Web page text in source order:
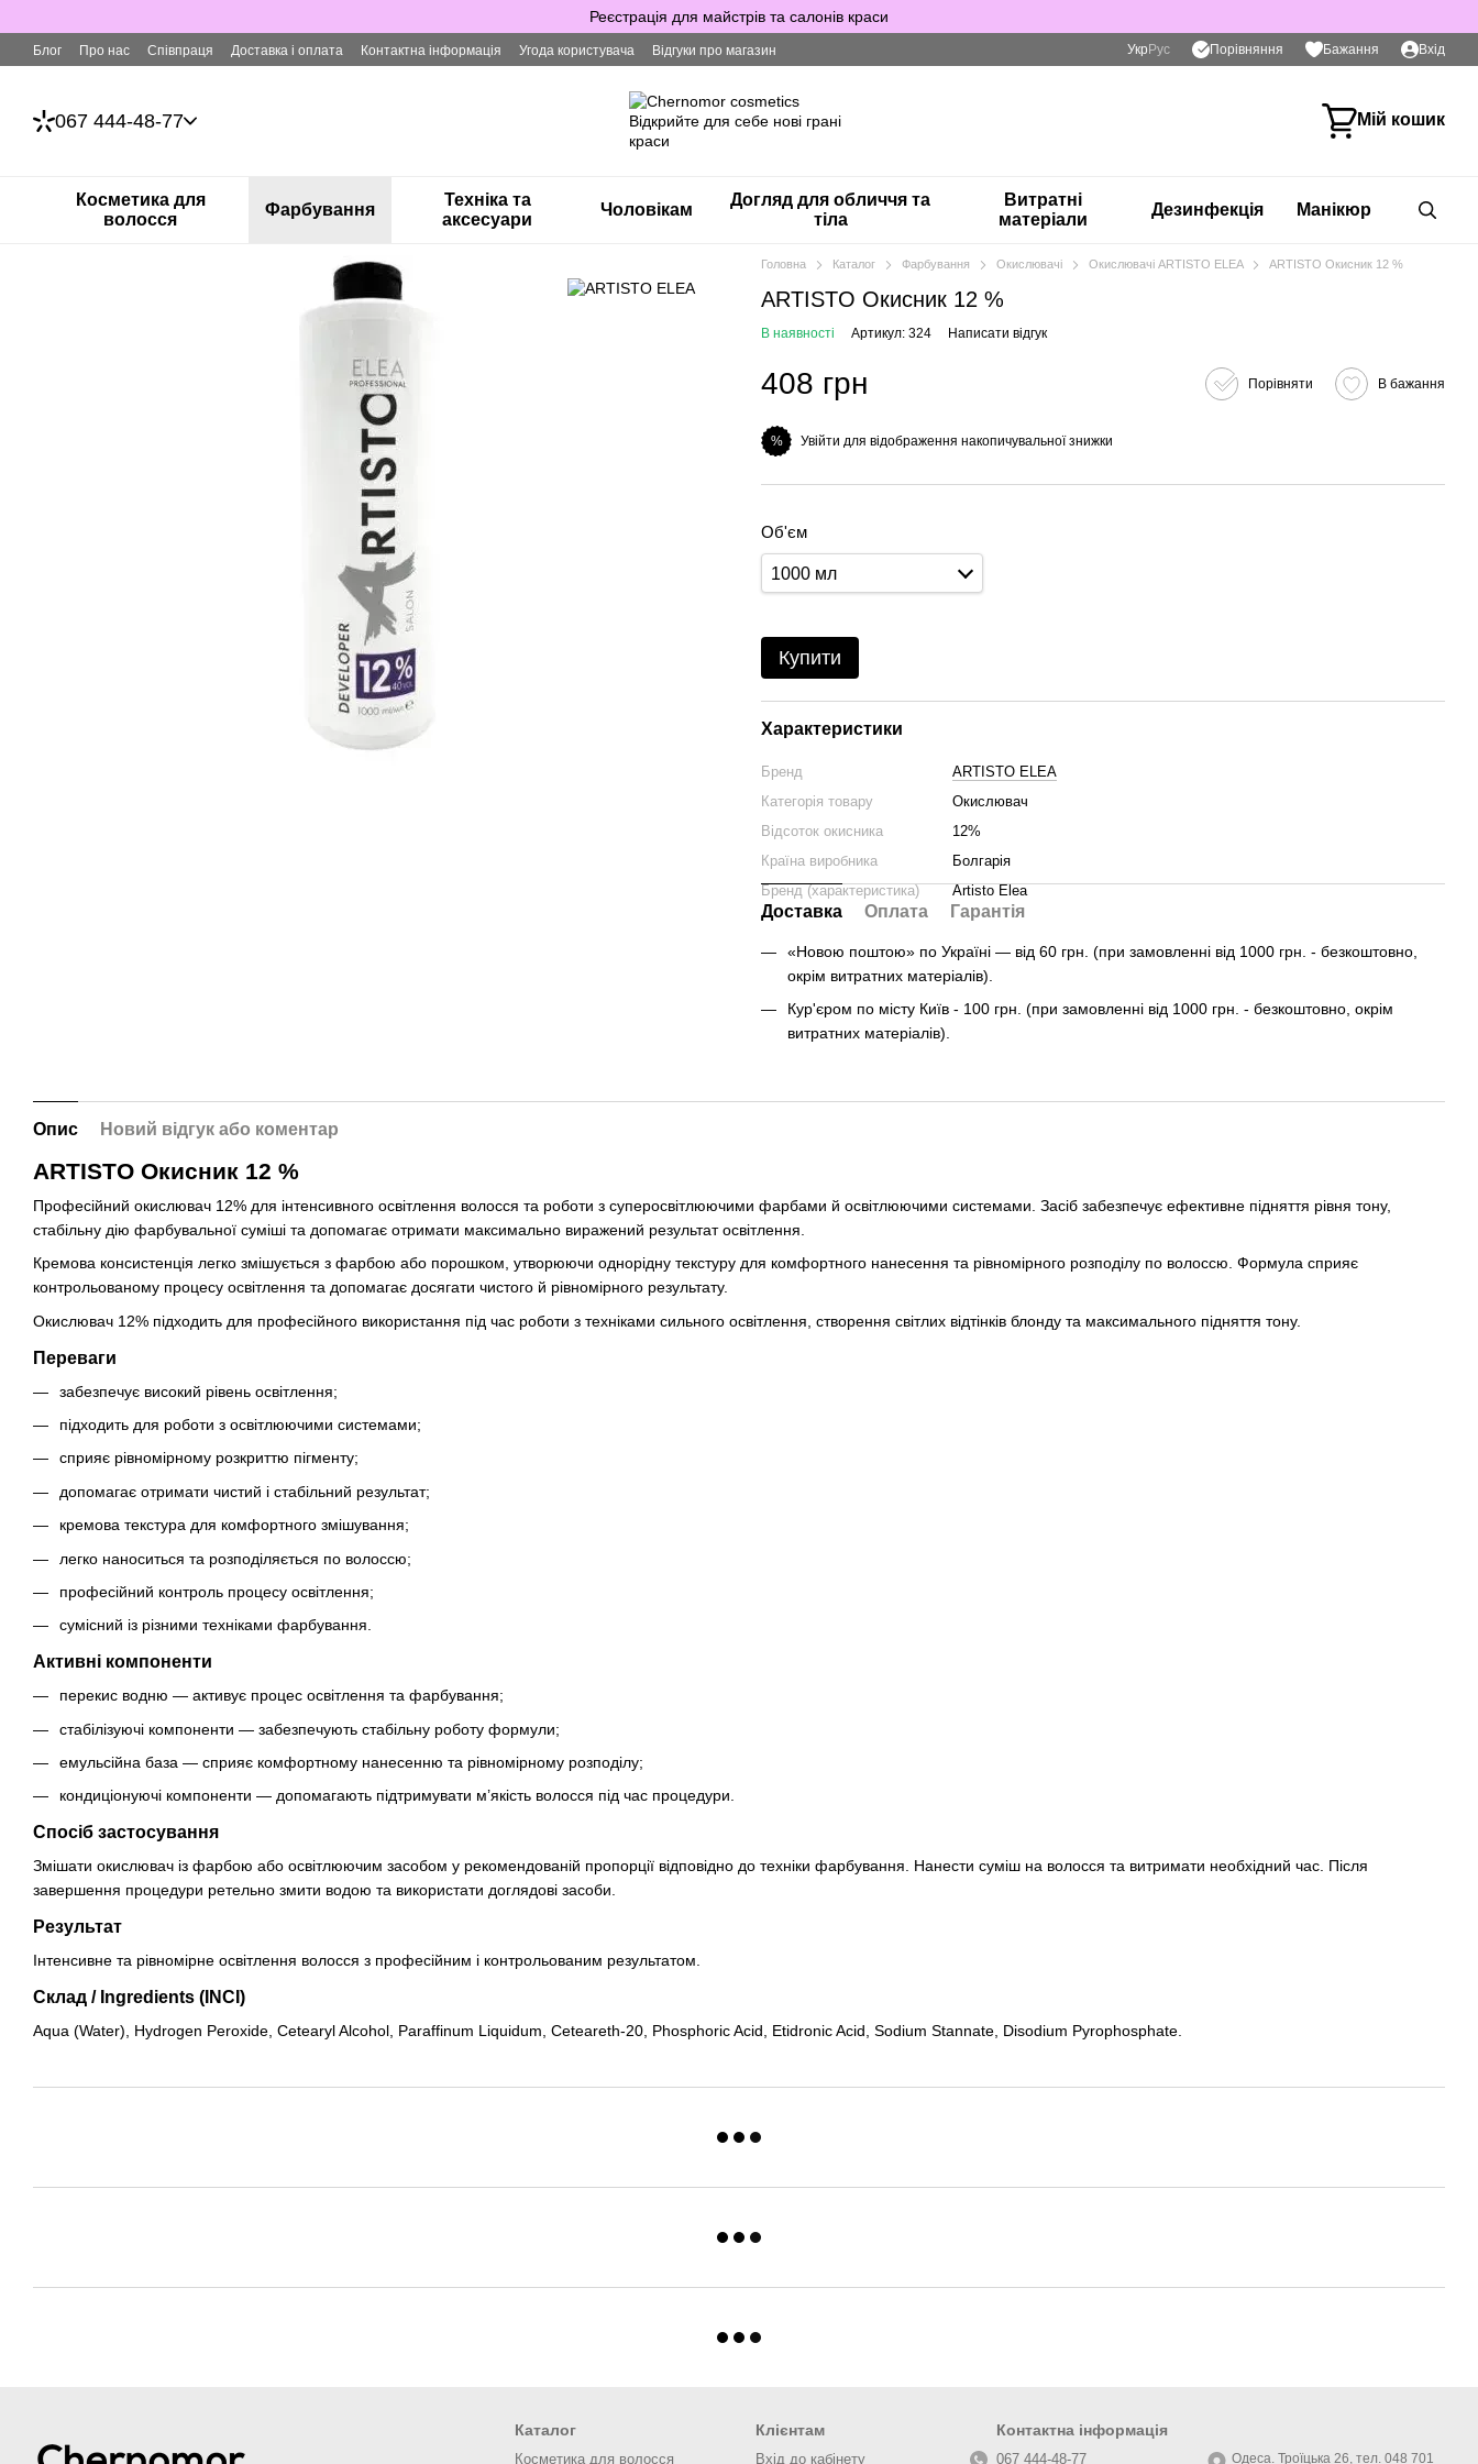
Реєстрація для майстрів та салонів краси
Блог Про нас Співпраця Доставка і оплата Контактна інформація Угода користувача Відгуки про магазин Укр Рус Порівняння Бажання Вхід
067 444-48-77 Мій кошик
Косметика для
волосся
Фарбування
Техніка та
аксесуари
Чоловікам
Догляд для обличчя та
тіла
Витратні
матеріали
Дезинфекція Манікюр
Головна Каталог Фарбування Окислювачі Окислювачі ARTISTO ELEA ARTISTO Окисник 12 %
ARTISTO Окисник 12 %
В наявності Артикул: 324 Написати відгук
408 грн Порівняти В бажання
% Увійти для відображення накопичувальної знижки
Об'єм
1000 мл
Купити
Характеристики
Бренд
ARTISTO ELEA
Категорія товару
Окислювач
Відсоток окисника
12%
Країна виробника
Болгарія
Бренд (характеристика)
Artisto Elea
Доставка Оплата Гарантія
«Новою поштою» по Україні — від 60 грн. (при замовленні від 1000 грн. - безкоштовно,
окрім витратних матеріалів).
Кур'єром по місту Київ - 100 грн. (при замовленні від 1000 грн. - безкоштовно, окрім
витратних матеріалів).
Опис Новий відгук або коментар
ARTISTO Окисник 12 %
Професійний окислювач 12% для інтенсивного освітлення волосся та роботи з суперосвітлюючими фарбами й освітлюючими системами. Засіб забезпечує ефективне підняття рівня тону,
стабільну дію фарбувальної суміші та допомагає отримати максимально виражений результат освітлення.
Кремова консистенція легко змішується з фарбою або порошком, утворюючи однорідну текстуру для комфортного нанесення та рівномірного розподілу по волоссю. Формула сприяє
контрольованому процесу освітлення та допомагає досягати чистого й рівномірного результату.
Окислювач 12% підходить для професійного використання під час роботи з техніками сильного освітлення, створення світлих відтінків блонду та максимального підняття тону.
Переваги
забезпечує високий рівень освітлення;
підходить для роботи з освітлюючими системами;
сприяє рівномірному розкриттю пігменту;
допомагає отримати чистий і стабільний результат;
кремова текстура для комфортного змішування;
легко наноситься та розподіляється по волоссю;
професійний контроль процесу освітлення;
сумісний із різними техніками фарбування.
Активні компоненти
перекис водню — активує процес освітлення та фарбування;
стабілізуючі компоненти — забезпечують стабільну роботу формули;
емульсійна база — сприяє комфортному нанесенню та рівномірному розподілу;
кондиціонуючі компоненти — допомагають підтримувати м’якість волосся під час процедури.
Спосіб застосування
Змішати окислювач із фарбою або освітлюючим засобом у рекомендованій пропорції відповідно до техніки фарбування. Нанести суміш на волосся та витримати необхідний час. Після
завершення процедури ретельно змити водою та використати доглядові засоби.
Результат
Інтенсивне та рівномірне освітлення волосся з професійним і контрольованим результатом.
Склад / Ingredients (INCI)
Aqua (Water), Hydrogen Peroxide, Cetearyl Alcohol, Paraffinum Liquidum, Ceteareth-20, Phosphoric Acid, Etidronic Acid, Sodium Stannate, Disodium Pyrophosphate.
Каталог
Косметика для волосся
Клієнтам
Вхід до кабінету
Контактна інформація
067 444-48-77 Одеса. Троїцька 26, тел. 048 701